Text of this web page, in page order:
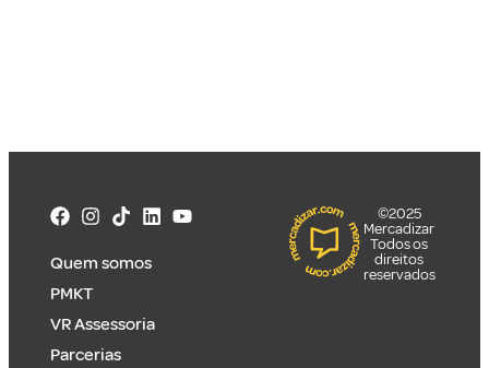
Quem somos
PMKT
VR Assessoria
Parcerias
©2025
Mercadizar
Todos os
direitos
reservados